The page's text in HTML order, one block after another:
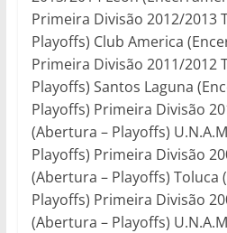
Primeira Divisão 2012/2013
Playoffs) Club America
Primeira Divisão 2011/2012
Playoffs) Santos Laguna
Playoffs) Primeira Divisão
(Abertura – Playoffs)
Playoffs) Primeira Divisão
(Abertura – Playoffs) Toluca
Playoffs) Primeira Divisão
(Abertura – Playoffs)